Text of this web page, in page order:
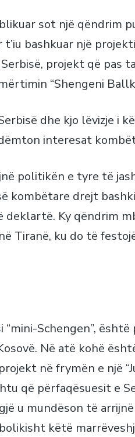
sot një qëndrim
bashkuar një
projekt që pas
“Shengeni
dhe kjo lëvizje i
interesat
politikën e tyre të
kombëtare drejt
Ky qëndrim
Tiranë, ku do të
Schengen”, është
Në atë kohë
në frymën e një
që përfaqësuesit e
u mundëson të
këtë